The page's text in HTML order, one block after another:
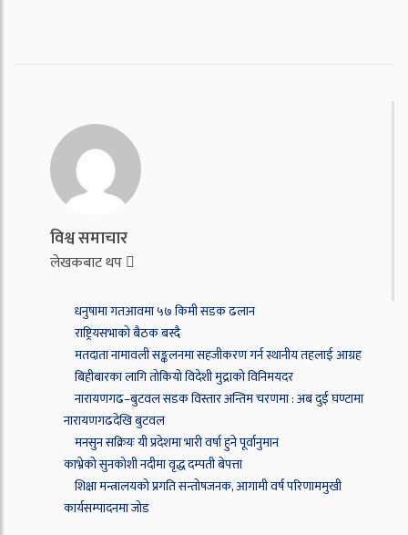
विश्व समाचार
लेखकबाट थप
धनुषामा गतआवमा ५७ किमी सडक ढलान
राष्ट्रियसभाको बैठक बस्दै
मतदाता नामावली सङ्कलनमा सहजीकरण गर्न स्थानीय तहलाई आग्रह
बिहीबारका लागि तोकियो विदेशी मुद्राको विनिमयदर
नारायणगढ–बुटवल सडक विस्तार अन्तिम चरणमा : अब दुई घण्टामा
नारायणगढदेखि बुटवल
मनसुन सक्रियः यी प्रदेशमा भारी वर्षा हुने पूर्वानुमान
काभ्रेको सुनकोशी नदीमा वृद्ध दम्पती बेपत्ता
शिक्षा मन्त्रालयको प्रगति सन्तोषजनक, आगामी वर्ष परिणाममुखी
कार्यसम्पादनमा जोड